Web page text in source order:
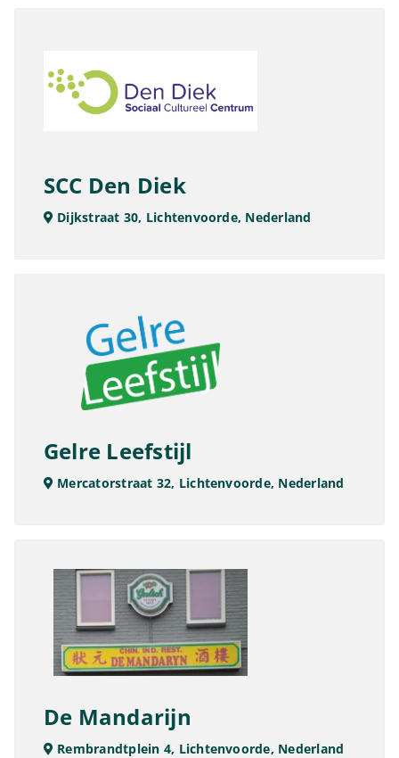
SCC Den Diek
Dijkstraat 30, Lichtenvoorde, Nederland
Gelre Leefstijl
Mercatorstraat 32, Lichtenvoorde, Nederland
De Mandarijn
Rembrandtplein 4, Lichtenvoorde, Nederland